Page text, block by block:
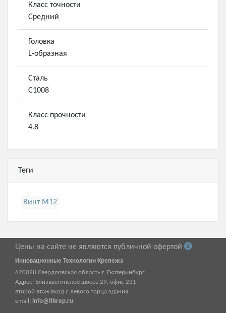
Класс точности
Средний
Головка
L-образная
Сталь
С1008
Класс прочности
4.8
Теги
Винт М12
Цены на сайте не являются публичной офертой
Инновационные Технологии Крепежа
620028 Свердловская область г. Екатеринбург
Адрес: Елизаветинское шоссе 29, офис 231
второй этаж вход с левого торца здания
email: info@itkrep.ru